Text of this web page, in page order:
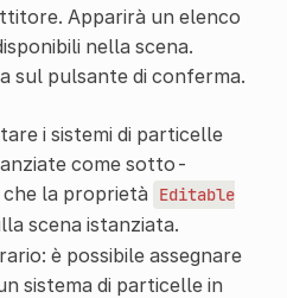
Apparirà un elenco
nella scena.
sul pulsante di conferma.
i sistemi di particelle
come sotto-
la proprietà
Editable
scena istanziata.
è possibile assegnare
sistema di particelle in